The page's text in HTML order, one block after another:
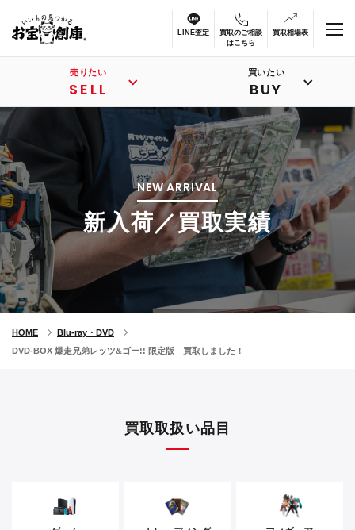
LINE査定
買取のご相談
はこちら
買取相場表
売りたい
SELL
買いたい
BUY
NEW ARRIVAL
新入荷／買取実績
HOME
Blu-ray・DVD
DVD-BOX 爆走兄弟レッツ&ゴー!! 限定版 買取しました！
買取取扱い品目